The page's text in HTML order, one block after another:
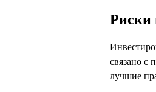
Риски
связано с
лучшие